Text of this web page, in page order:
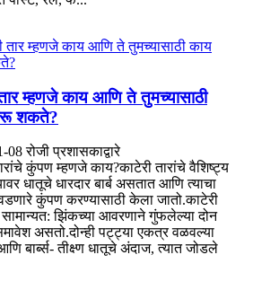
म्हणजे काय आणि ते तुमच्यासाठी
शकते?
08 रोजी प्रशासकाद्वारे
कुंपण म्हणजे काय?काटेरी तारांचे वैशिष्ट्य
धातूचे धारदार बार्ब असतात आणि त्याचा
कुंपण करण्यासाठी केला जातो.काटेरी
सामान्यत: झिंकच्या आवरणाने गुंफलेल्या दोन
असतो.दोन्ही पट्ट्या एकत्र वळवल्या
बार्ब्स- तीक्ष्ण धातूचे अंदाज, त्यात जोडले